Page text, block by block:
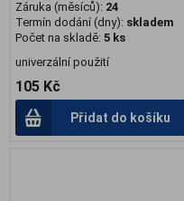
Záruka (měsíců): 24
Termín dodání (dny): skladem
Počet na skladě: 5 ks
univerzální použití
105 Kč
Přidat do košíku